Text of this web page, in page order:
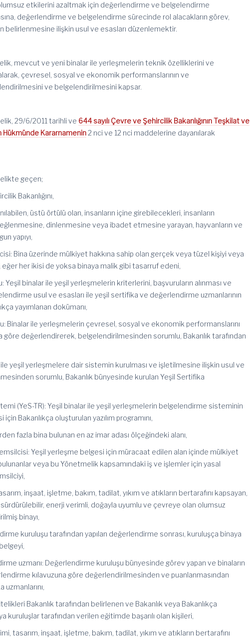
etkilerini azaltmak için değerlendirme ve belgelendirme
değerlendirme ve belgelendirme sürecinde rol alacakların görev,
belirlenmesine ilişkin usul ve esasları düzenlemektir.
mevcut ve yeni binalar ile yerleşmelerin teknik özelliklerini ve
çevresel, sosyal ve ekonomik performanslarının ve
ve belgelendirilmesini kapsar.
29/6/2011 tarihli ve 644 sayılı Çevre ve Şehircilik Bakanlığının Teşkilat ve
Hükmünde Kararnamenin2 nci ve 12 nci maddelerine dayanılarak
geçen;
Bakanlığını,
üstü örtülü olan, insanların içine girebilecekleri, insanların
eğlenmesine, dinlenmesine veya ibadet etmesine yarayan, hayvanların ve
yapıyı,
Bina üzerinde mülkiyet hakkına sahip olan gerçek veya tüzel kişiyi veya
eğer her ikisi de yoksa binaya malik gibi tasarruf edeni,
Yeşil binalar ile yeşil yerleşmelerin kriterlerini, başvuruların alınması ve
usul ve esasları ile yeşil sertifika ve değerlendirme uzmanlarının
yayımlanan dokümanı,
Binalar ile yerleşmelerin çevresel, sosyal ve ekonomik performanslarını
göre değerlendirerek, belgelendirilmesinden sorumlu, Bakanlık tarafından
yeşil yerleşmelere dair sistemin kurulması ve işletilmesine ilişkin usul ve
sorumlu, Bakanlık bünyesinde kurulan Yeşil Sertifika
(YeS-TR): Yeşil binalar ile yeşil yerleşmelerin belgelendirme sisteminin
Bakanlıkça oluşturulan yazılım programını,
fazla bina bulunan en az imar adası ölçeğindeki alanı,
Yeşil yerleşme belgesi için müracaat edilen alan içinde mülkiyet
veya bu Yönetmelik kapsamındaki iş ve işlemler için yasal
inşaat, işletme, bakım, tadilat, yıkım ve atıkların bertarafını kapsayan,
enerji verimli, doğayla uyumlu ve çevreye olan olumsuz
binayı,
kuruluşu tarafından yapılan değerlendirme sonrası, kuruluşça binaya
uzmanı: Değerlendirme kuruluşu bünyesinde görev yapan ve binaların
kılavuzuna göre değerlendirilmesinden ve puanlanmasından
Bakanlık tarafından belirlenen ve Bakanlık veya Bakanlıkça
kuruluşlar tarafından verilen eğitimde başarılı olan kişileri,
tasarım, inşaat, işletme, bakım, tadilat, yıkım ve atıkların bertarafını